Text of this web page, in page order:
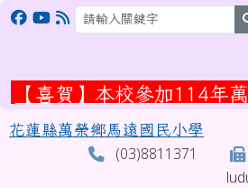
跳至主內容區
花蓮縣萬榮鄉馬遠國
喜賀】本校參加114年萬
花蓮縣萬榮鄉馬遠國民小學
(03)8811371